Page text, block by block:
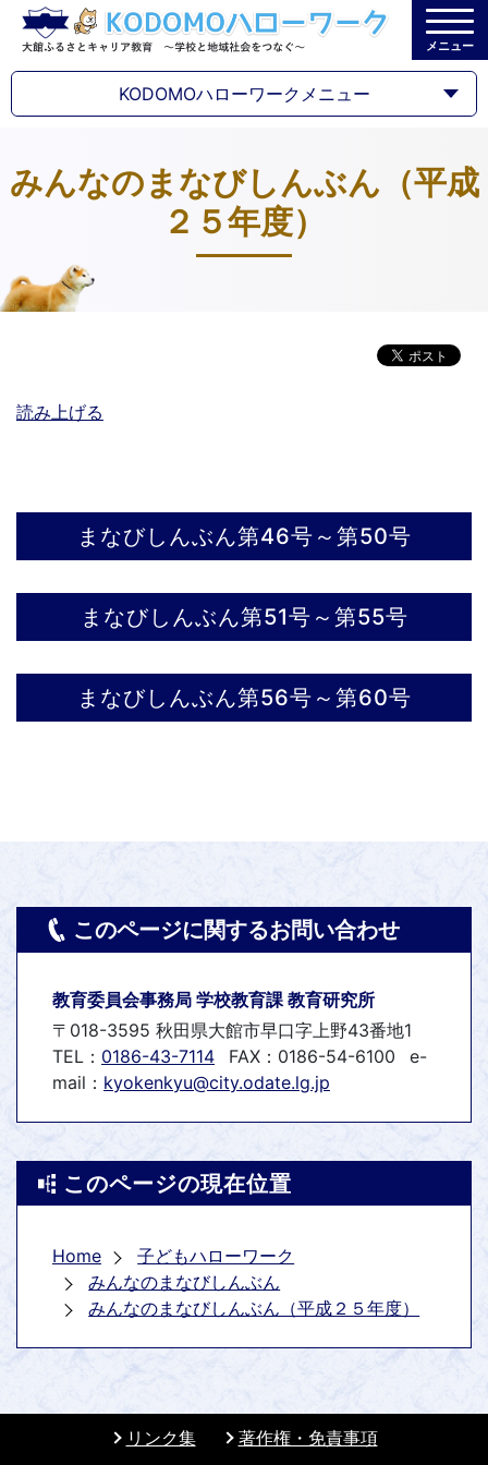
メニュー
KODOMOハローワークメニュー
みんなのまなびしんぶん（平成
２５年度）
読み上げる
まなびしんぶん第46号～第50号
まなびしんぶん第51号～第55号
まなびしんぶん第56号～第60号
このページに関するお問い合わせ
教育委員会事務局 学校教育課 教育研究所
〒018-3595 秋田県大館市早口字上野43番地1
TEL： 0186-43-7114 FAX：0186-54-6100
e-
mail： kyokenkyu@city.odate.lg.jp
このページの現在位置
Home
子どもハローワーク
みんなのまなびしんぶん
みんなのまなびしんぶん（平成２５年度）
リンク集 著作権・免責事項